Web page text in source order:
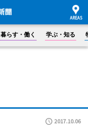
暮らす・働く 学ぶ・知る
2017.10.06